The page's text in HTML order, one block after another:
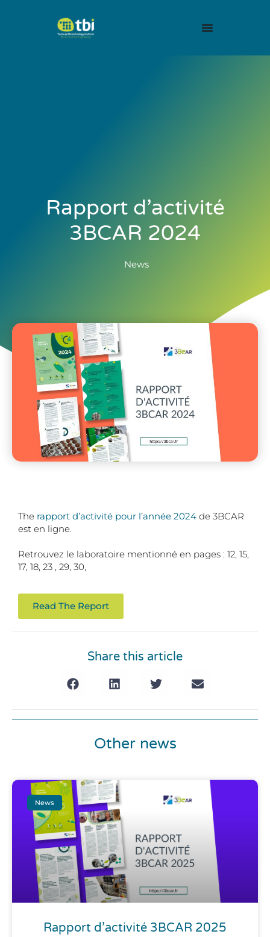
Rapport d’activité
3BCAR 2024
News
The rapport d’activité pour l’année 2024 de 3BCAR
est en ligne.
Retrouvez le laboratoire mentionné en pages : 12, 15,
17, 18, 23 , 29, 30,
Read The Report
Share this article
Other news
News
Rapport d’activité 3BCAR 2025